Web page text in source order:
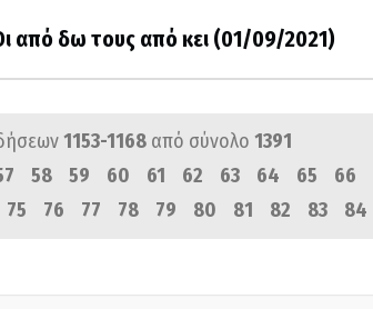
από δω τους από κει (01/09/2021)
1153-1168 από σύνολο 1391
58 59 60 61 62 63 64 65 66
75 76 77 78 79 80 81 82 83 84